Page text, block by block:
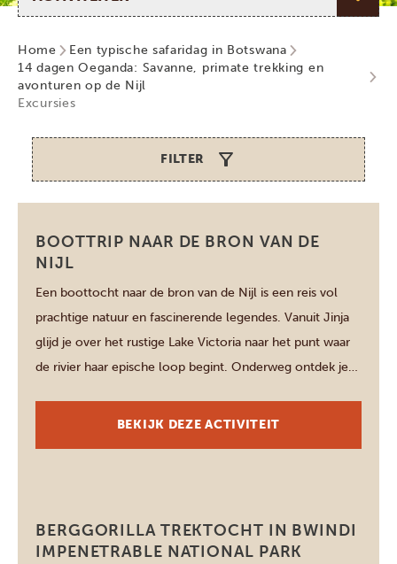
Home
Een typische safaridag in Botswana
14 dagen Oeganda: Savanne, primate trekking en
avonturen op de Nijl
Excursies
FILTER
BOOTTRIP NAAR DE BRON VAN DE
NIJL
Een boottocht naar de bron van de Nijl is een reis vol
prachtige natuur en fascinerende legendes. Vanuit Jinja
glijd je over het rustige Lake Victoria naar het punt waar
de rivier haar epische loop begint. Onderweg ontdek je
kleurrijke vogels spotten – […]
BEKIJK DEZE ACTIVITEIT
Bwindi Impenetrable National Park
BERGGORILLA TREKTOCHT IN BWINDI
IMPENETRABLE NATIONAL PARK